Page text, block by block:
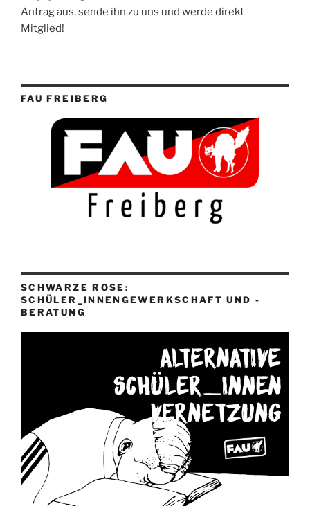
Antrag aus, sende ihn zu uns und werde direkt
Mitglied!
FAU FREIBERG
SCHWARZE ROSE:
SCHÜLER_INNENGEWERKSCHAFT UND -
BERATUNG